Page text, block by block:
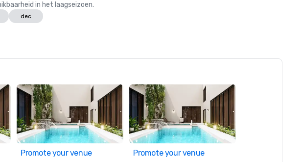
in het laagseizoen.
dec
Promote your venue Promote your venue